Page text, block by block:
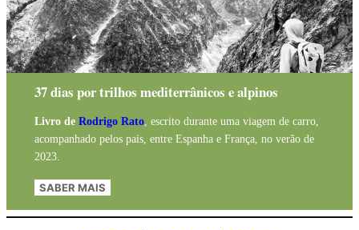
37 dias por trilhos mediterrânicos e alpinos
Livro de Rodrigo Rato, escrito durante uma viagem de carro,
acompanhado pelos pais, entre Espanha e França, no verão de
2023.
SABER MAIS